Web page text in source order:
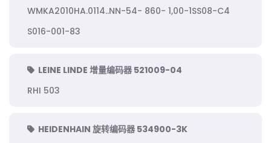
WMKA2010HA.0114..NN-54- 860- 1,00-1SS08-C4
S016-001-83
LEINE LINDE 增量编码器 521009-04
RHI 503
HEIDENHAIN 旋转编码器 534900-3K